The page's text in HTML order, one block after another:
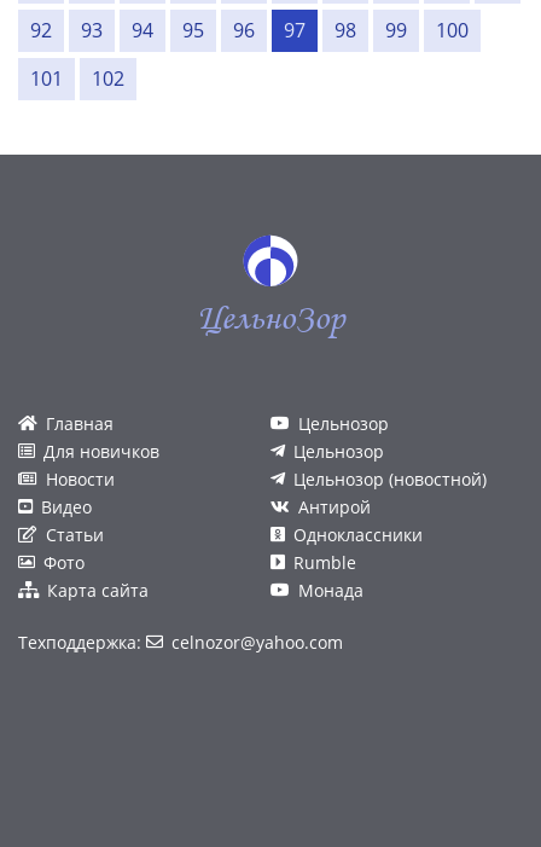
92
93 94 95 96 97 98 99
100
101
102
ЦельноЗор
Главная
Для новичков
Новости
Видео
Статьи
Фото
Карта сайта
Цельнозор
Цельнозор
Цельнозор (новостной)
Антирой
Одноклассники
Rumble
Монада
Техподдержка: celnozor@yahoo.com